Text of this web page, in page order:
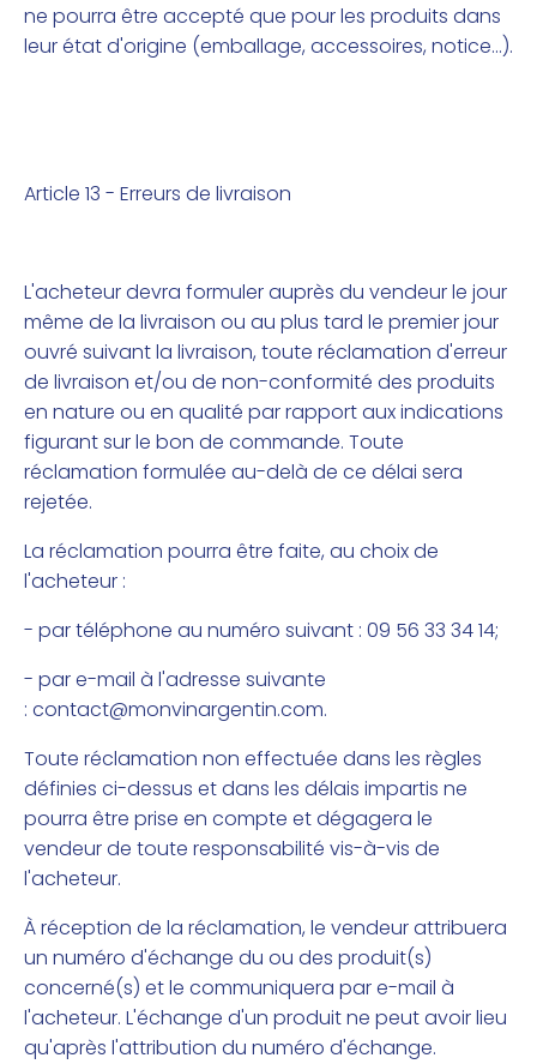
ne pourra être accepté que pour les produits dans
leur état d'origine (emballage, accessoires, notice...).
Article 13 - Erreurs de livraison
L'acheteur devra formuler auprès du vendeur le jour
même de la livraison ou au plus tard le premier jour
ouvré suivant la livraison, toute réclamation d'erreur
de livraison et/ou de non-conformité des produits
en nature ou en qualité par rapport aux indications
figurant sur le bon de commande. Toute
réclamation formulée au-delà de ce délai sera
rejetée.
La réclamation pourra être faite, au choix de
l'acheteur :
- par téléphone au numéro suivant : 09 56 33 34 14;
- par e-mail à l'adresse suivante
: contact@monvinargentin.com.
Toute réclamation non effectuée dans les règles
définies ci-dessus et dans les délais impartis ne
pourra être prise en compte et dégagera le
vendeur de toute responsabilité vis-à-vis de
l'acheteur.
À réception de la réclamation, le vendeur attribuera
un numéro d'échange du ou des produit(s)
concerné(s) et le communiquera par e-mail à
l'acheteur. L'échange d'un produit ne peut avoir lieu
qu'après l'attribution du numéro d'échange.